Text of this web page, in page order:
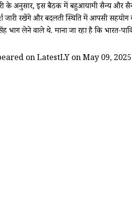
के अनुसार, इस बैठक में बहुआयामी सैन्य और
जारी रखेंगे और बदलती स्थिति में आपसी
भाग लेने वाले थे. माना जा रहा है कि भारत-
on LatestLY on May 09,